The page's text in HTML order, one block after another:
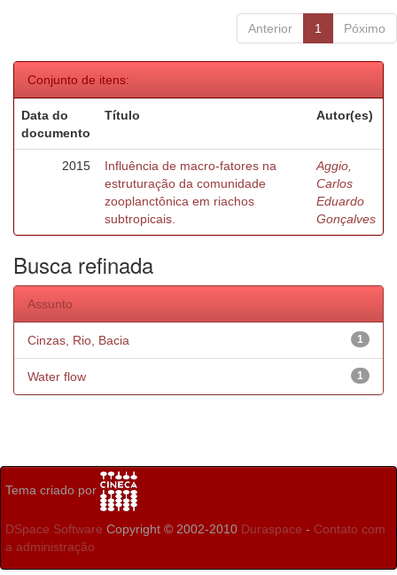
Anterior 1 Póximo
Conjunto de itens:
Data do
documento
Título Autor(es)
2015
Influência de macro-fatores na
estruturação da comunidade
zooplanctônica em riachos
subtropicais.
Aggio,
Carlos
Eduardo
Gonçalves
Busca refinada
Assunto
1
Cinzas, Rio, Bacia
1
Water flow
Tema criado por
DSpace Software Copyright © 2002-2010 Duraspace - Contato com
a administração